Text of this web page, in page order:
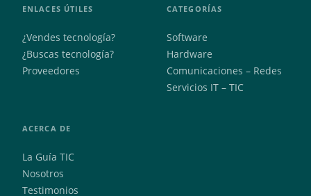
ENLACES ÚTILES
¿Vendes tecnología?
¿Buscas tecnología?
Proveedores
CATEGORÍAS
Software
Hardware
Comunicaciones – Redes
Servicios IT – TIC
ACERCA DE
La Guía TIC
Nosotros
Testimonios